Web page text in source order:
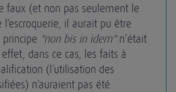
faux (et non pas seulement le
il aurait pu être
"non bis in idem"n’était
dans ce cas, les faits à
(l’utilisation des
n’auraient pas été